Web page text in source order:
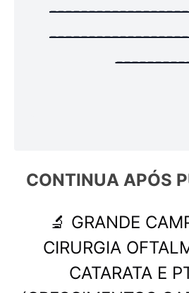
CONTINUA APÓS
🔬 GRANDE
CIRURGIA
CATARATA E